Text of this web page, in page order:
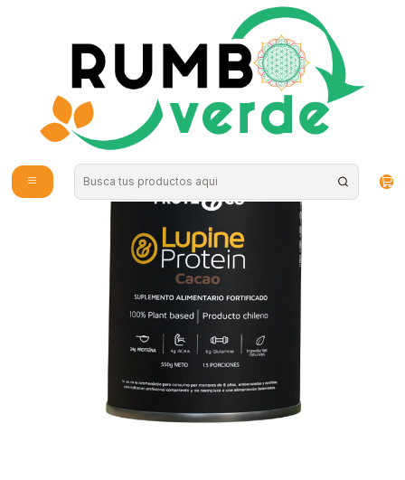
Envío gratis por compras sobre los 59.990 en la provincia de Santiago
Superalimentos en Polvo
Proteína de Lupino sabor Cacao 550g Prote&Co